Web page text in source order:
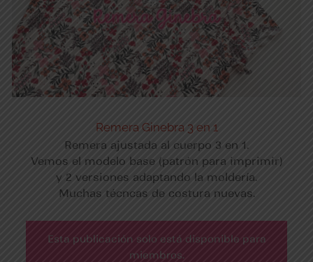
Remera Ginebra 3 en 1
Remera ajustada al cuerpo 3 en 1.
Vemos el modelo base (patrón para imprimir)
y 2 versiones adaptando la moldería.
Muchas técncas de costura nuevas.
Esta publicación solo está disponible para
miembros.